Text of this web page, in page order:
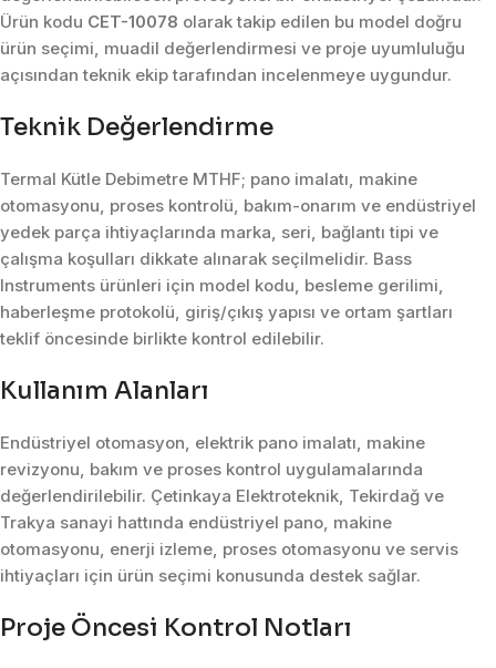
Ürün kodu CET-10078 olarak takip edilen bu model doğru
ürün seçimi, muadil değerlendirmesi ve proje uyumluluğu
açısından teknik ekip tarafından incelenmeye uygundur.
Teknik Değerlendirme
Termal Kütle Debimetre MTHF; pano imalatı, makine
otomasyonu, proses kontrolü, bakım-onarım ve endüstriyel
yedek parça ihtiyaçlarında marka, seri, bağlantı tipi ve
çalışma koşulları dikkate alınarak seçilmelidir. Bass
Instruments ürünleri için model kodu, besleme gerilimi,
haberleşme protokolü, giriş/çıkış yapısı ve ortam şartları
teklif öncesinde birlikte kontrol edilebilir.
Kullanım Alanları
Endüstriyel otomasyon, elektrik pano imalatı, makine
revizyonu, bakım ve proses kontrol uygulamalarında
değerlendirilebilir. Çetinkaya Elektroteknik, Tekirdağ ve
Trakya sanayi hattında endüstriyel pano, makine
otomasyonu, enerji izleme, proses otomasyonu ve servis
ihtiyaçları için ürün seçimi konusunda destek sağlar.
Proje Öncesi Kontrol Notları